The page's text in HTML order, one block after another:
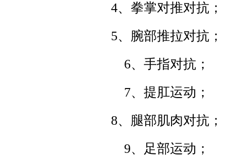
4、拳掌对推对抗；
5、腕部推拉对抗；
6、手指对抗；
7、提肛运动；
8、腿部肌肉对抗；
9、足部运动；